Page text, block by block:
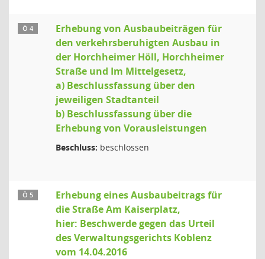
Ö 4
Erhebung von Ausbaubeiträgen für
den verkehrsberuhigten Ausbau in
der Horchheimer Höll, Horchheimer
Straße und Im Mittelgesetz,
a) Beschlussfassung über den
jeweiligen Stadtanteil
b) Beschlussfassung über die
Erhebung von Vorausleistungen
Beschluss: beschlossen
Ö 5
Erhebung eines Ausbaubeitrags für
die Straße Am Kaiserplatz,
hier: Beschwerde gegen das Urteil
des Verwaltungsgerichts Koblenz
vom 14.04.2016